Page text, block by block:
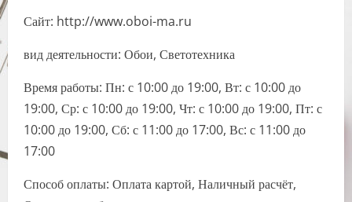
Сайт: http://www.oboi-ma.ru
вид деятельности: Обои, Светотехника
Время работы: Пн: с 10:00 до 19:00, Вт: с 10:00 до
19:00, Ср: с 10:00 до 19:00, Чт: с 10:00 до 19:00, Пт: с
10:00 до 19:00, Сб: с 11:00 до 17:00, Вс: с 11:00 до
17:00
Способ оплаты: Оплата картой, Наличный расчёт,